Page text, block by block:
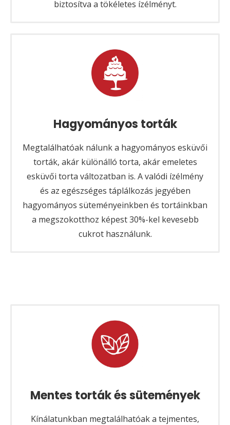
biztosítva a tökéletes ízélményt.
Hagyományos torták
Megtalálhatóak nálunk a hagyományos esküvői
torták, akár különálló torta, akár emeletes
esküvői torta változatban is. A valódi ízélmény
és az egészséges táplálkozás jegyében
hagyományos süteményeinkben és tortáinkban
a megszokotthoz képest 30%-kel kevesebb
cukrot használunk.
Mentes torták és sütemények
Kínálatunkban megtalálhatóak a tejmentes,